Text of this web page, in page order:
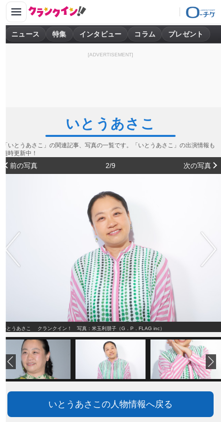
ニュース 特集 インタビュー コラム プレゼント
[ADVERTISEMENT]
いとうあさこ
「いとうあさこ」の関連記事、写真の一覧です。「いとうあさこ」の出演情報も
随時更新中！
前の写真 2/9 次の写真
いとうあさこ クランクイン！ 写真：米玉利朋子（G．P．FLAG inc）
いとうあさこの人物情報へ戻る